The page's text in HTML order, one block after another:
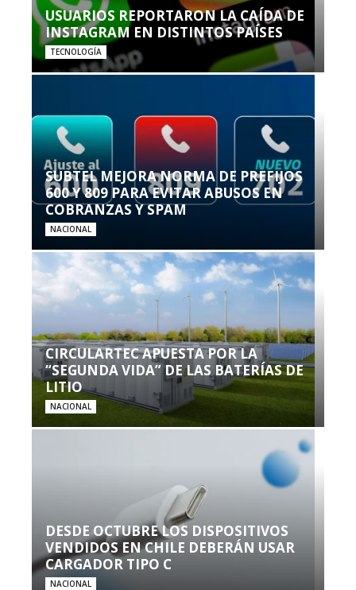
USUARIOS REPORTARON LA CAÍDA DE
INSTAGRAM EN DISTINTOS PAÍSES
TECNOLOGÍA
SUBTEL MEJORA NORMA DE PREFIJOS
600 Y 809 PARA EVITAR ABUSOS EN
COBRANZAS Y SPAM
NACIONAL
CIRCULARTEC APUESTA POR LA
“SEGUNDA VIDA” DE LAS BATERÍAS DE
LITIO
NACIONAL
DESDE OCTUBRE LOS DISPOSITIVOS
VENDIDOS EN CHILE DEBERÁN USAR
CARGADOR TIPO C
NACIONAL